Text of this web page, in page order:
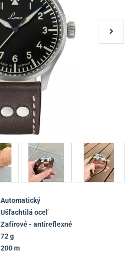
Automatický
Ušľachtilá oceľ
Zafírové - antireflexné
72 g
200 m